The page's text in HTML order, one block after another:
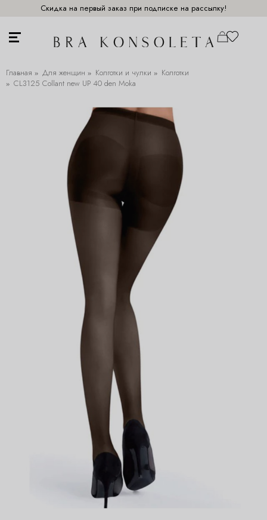
Скидка на первый заказ при подписке на рассылку!
Главная Для женщин Колготки и чулки
Колготки
CL3125 Collant new UP 40 den Moka